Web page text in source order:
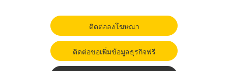
ติดต่อลงโฆษณา
ติดต่อขอเพิ่มข้อมูลธุรกิจฟรี